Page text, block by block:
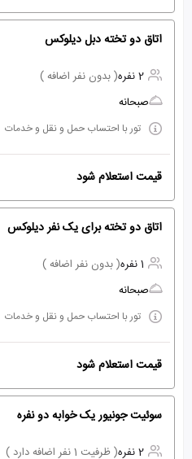
اتاق دو تخته دبل دیلوکس
2 نفره
( بدون نفر اضافه )
صبحانه
تور با احتساب حمل و نقل و خدمات
قیمت استعلام شود
اتاق دو تخته برای یک نفر دیلوکس
1 نفره
( بدون نفر اضافه )
صبحانه
تور با احتساب حمل و نقل و خدمات
قیمت استعلام شود
سوئیت جونیور یک خوابه دو نفره
2 نفره ( ظرفیت 1 نفر اضافه دارد )